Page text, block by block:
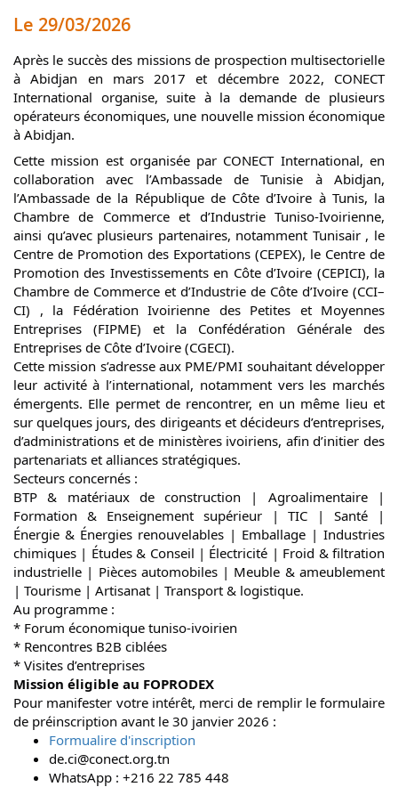
Le 29/03/2026
Après le succès des missions de prospection multisectorielle
à Abidjan en mars 2017 et décembre 2022, CONECT
International organise, suite à la demande de plusieurs
opérateurs économiques, une nouvelle mission économique
à Abidjan.
Cette mission est organisée par CONECT International, en
collaboration avec l’Ambassade de Tunisie à Abidjan,
l’Ambassade de la République de Côte d’Ivoire à Tunis, la
Chambre de Commerce et d’Industrie Tuniso-Ivoirienne,
ainsi qu’avec plusieurs partenaires, notamment Tunisair , le
Centre de Promotion des Exportations (CEPEX), le Centre de
Promotion des Investissements en Côte d’Ivoire (CEPICI), la
Chambre de Commerce et d’Industrie de Côte d’Ivoire (CCI–
CI) , la Fédération Ivoirienne des Petites et Moyennes
Entreprises (FIPME) et la Confédération Générale des
Entreprises de Côte d’Ivoire (CGECI).
Cette mission s’adresse aux PME/PMI souhaitant développer
leur activité à l’international, notamment vers les marchés
émergents. Elle permet de rencontrer, en un même lieu et
sur quelques jours, des dirigeants et décideurs d’entreprises,
d’administrations et de ministères ivoiriens, afin d’initier des
partenariats et alliances stratégiques.
Secteurs concernés :
BTP & matériaux de construction | Agroalimentaire |
Formation & Enseignement supérieur | TIC | Santé |
Énergie & Énergies renouvelables | Emballage | Industries
chimiques | Études & Conseil | Électricité | Froid & filtration
industrielle | Pièces automobiles | Meuble & ameublement
| Tourisme | Artisanat | Transport & logistique.
Au programme :
* Forum économique tuniso-ivoirien
* Rencontres B2B ciblées
* Visites d’entreprises
Mission éligible au FOPRODEX
Pour manifester votre intérêt, merci de remplir le formulaire
de préinscription avant le 30 janvier 2026 :
Formualire d'inscription
de.ci@conect.org.tn
WhatsApp : +216 22 785 448